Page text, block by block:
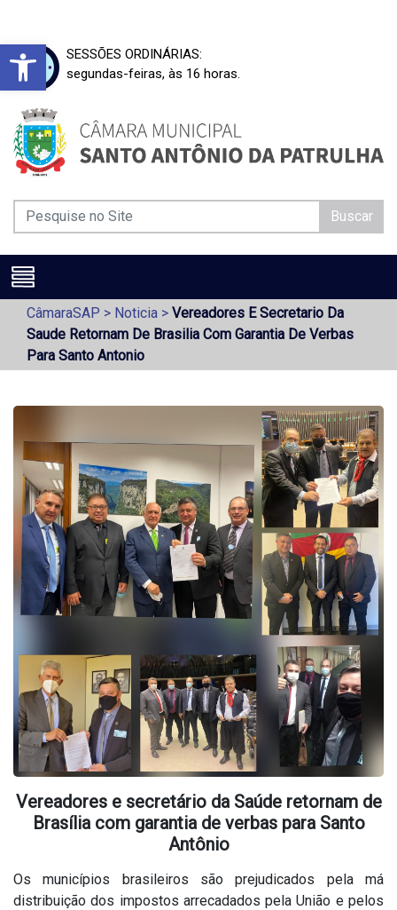
Barra de Ferramentas Aberta
SESSÕES ORDINÁRIAS:
segundas-feiras, às 16 horas.
Buscar
CâmaraSAP > Noticia > Vereadores E Secretario Da
Saude Retornam De Brasilia Com Garantia De Verbas
Para Santo Antonio
Vereadores e secretário da Saúde retornam de
Brasília com garantia de verbas para Santo
Antônio
Os municípios brasileiros são prejudicados pela má
distribuição dos impostos arrecadados pela União e pelos